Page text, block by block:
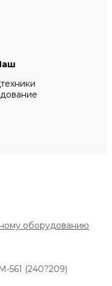
оборудованию
561 (240?209)